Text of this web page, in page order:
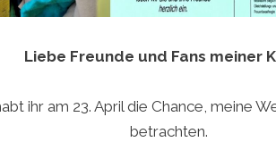
Liebe Freunde und Fans meiner
ihr am 23. April die Chance, meine
betrachten.